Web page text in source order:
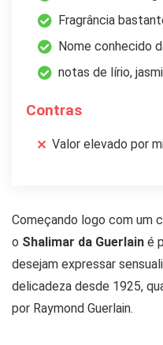
Fragrância
Nome conhecido
notas de lírio,
Contras
Valor elevado por
Começando logo com um
o Shalimar da Guerlain é
desejam expressar
delicadeza desde 1925,
por Raymond Guerlain.